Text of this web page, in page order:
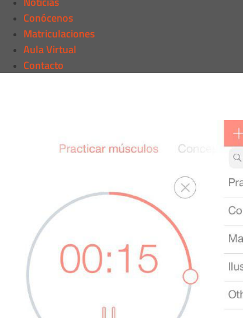
Conócenos
Matriculaciones
Aula Virtual
Contacto